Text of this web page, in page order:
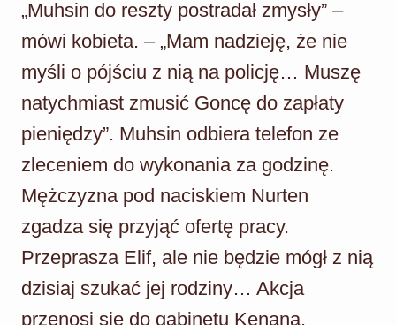
„Muhsin do reszty postradał zmysły” –
mówi kobieta. – „Mam nadzieję, że nie
myśli o pójściu z nią na policję… Muszę
natychmiast zmusić Goncę do zapłaty
pieniędzy”. Muhsin odbiera telefon ze
zleceniem do wykonania za godzinę.
Mężczyzna pod naciskiem Nurten
zgadza się przyjąć ofertę pracy.
Przeprasza Elif, ale nie będzie mógł z nią
dzisiaj szukać jej rodziny… Akcja
przenosi się do gabinetu Kenana.